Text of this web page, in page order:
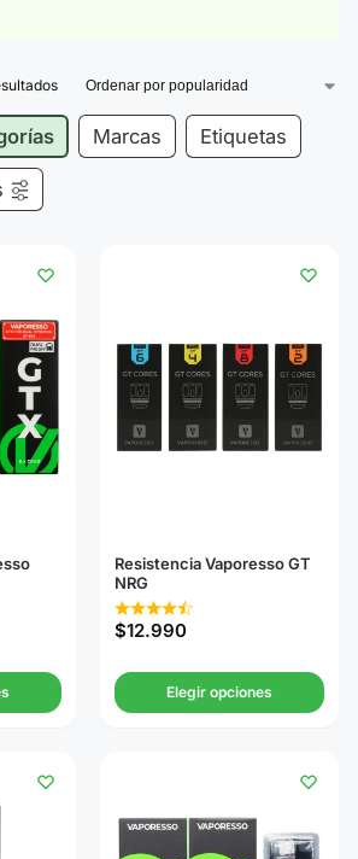
Marcas Etiquetas
Resistencia Vaporesso GT
NRG
$12.990
Elegir opciones